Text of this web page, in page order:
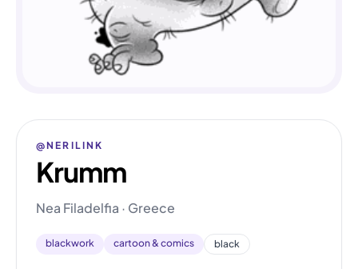
@NERILINK
Krumm
Nea Filadelfia · Greece
blackwork cartoon & comics black